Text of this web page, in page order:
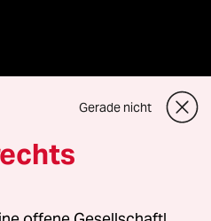
GmbH
Fragen oder für Genehmigungen
Gerade nicht